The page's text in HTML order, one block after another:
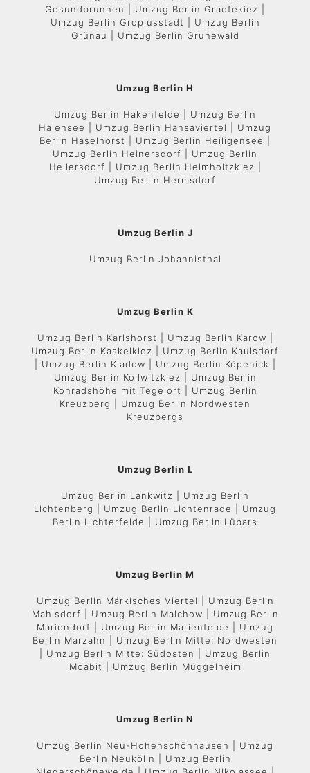
Gesundbrunnen | Umzug Berlin Graefekiez |
Umzug Berlin Gropiusstadt | Umzug Berlin
Grünau | Umzug Berlin Grunewald
Umzug Berlin H
Umzug Berlin Hakenfelde | Umzug Berlin
Halensee | Umzug Berlin Hansaviertel | Umzug
Berlin Haselhorst | Umzug Berlin Heiligensee |
Umzug Berlin Heinersdorf | Umzug Berlin
Hellersdorf | Umzug Berlin Helmholtzkiez |
Umzug Berlin Hermsdorf
Umzug Berlin J
Umzug Berlin Johannisthal
Umzug Berlin K
Umzug Berlin Karlshorst | Umzug Berlin Karow |
Umzug Berlin Kaskelkiez | Umzug Berlin Kaulsdorf
| Umzug Berlin Kladow | Umzug Berlin Köpenick |
Umzug Berlin Kollwitzkiez | Umzug Berlin
Konradshöhe mit Tegelort | Umzug Berlin
Kreuzberg | Umzug Berlin Nordwesten
Kreuzbergs
Umzug Berlin L
Umzug Berlin Lankwitz | Umzug Berlin
Lichtenberg | Umzug Berlin Lichtenrade | Umzug
Berlin Lichterfelde | Umzug Berlin Lübars
Umzug Berlin M
Umzug Berlin Märkisches Viertel | Umzug Berlin
Mahlsdorf | Umzug Berlin Malchow | Umzug Berlin
Mariendorf | Umzug Berlin Marienfelde | Umzug
Berlin Marzahn | Umzug Berlin Mitte: Nordwesten
| Umzug Berlin Mitte: Südosten | Umzug Berlin
Moabit | Umzug Berlin Müggelheim
Umzug Berlin N
Umzug Berlin Neu-Hohenschönhausen | Umzug
Berlin Neukölln | Umzug Berlin